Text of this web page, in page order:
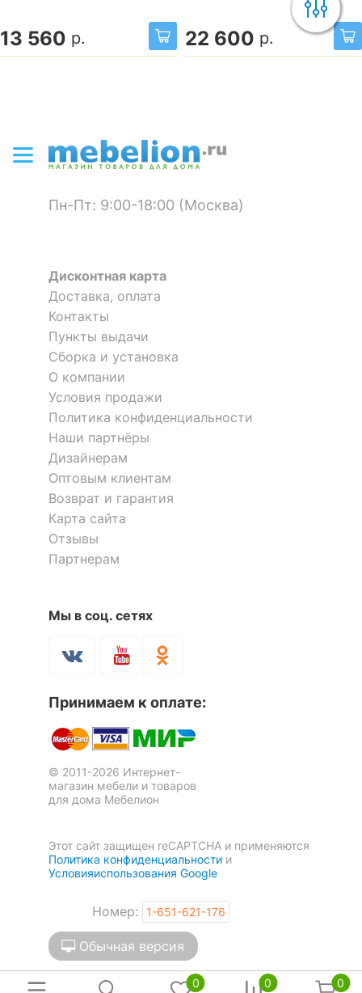
13 560 р. 22 600 р.
Пн-Пт: 9:00-18:00 (Москва)
Дисконтная карта
Доставка, оплата
Контакты
Пункты выдачи
Сборка и установка
О компании
Условия продажи
Политика конфиденциальности
Наши партнёры
Дизайнерам
Оптовым клиентам
Возврат и гарантия
Карта сайта
Отзывы
Партнерам
Мы в соц. сетях
Принимаем к оплате:
© 2011-2026 Интернет-
магазин мебели и товаров
для дома Мебелион
Этот сайт защищен reCAPTCHA и применяются
Политика конфиденциальности и
Условияиспользования Google
Номер: 1-651-621-176
Обычная версия
0 0 0